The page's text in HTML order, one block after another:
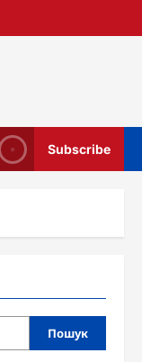
Subscribe
Пошук